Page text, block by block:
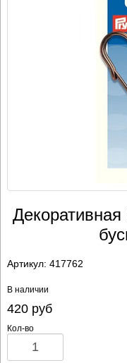
Артикул: 417762
В наличии
420руб
Кол-во